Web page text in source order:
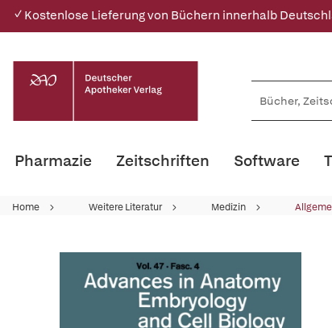
✓ Kostenlose Lieferung von Büchern innerhalb
Pharmazie Zeitschriften Software
Home Weitere Literatur Medizin